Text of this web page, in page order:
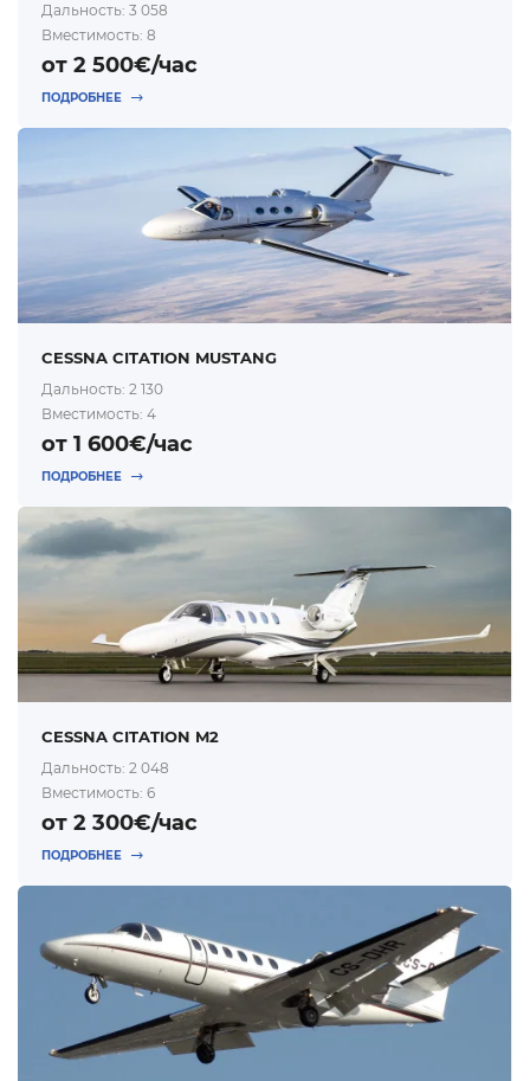
Дальность: 3 058
Вместимость: 8
от 2 500€/час
ПОДРОБНЕЕ
CESSNA CITATION MUSTANG
Дальность: 2 130
Вместимость: 4
от 1 600€/час
ПОДРОБНЕЕ
CESSNA CITATION M2
Дальность: 2 048
Вместимость: 6
от 2 300€/час
ПОДРОБНЕЕ